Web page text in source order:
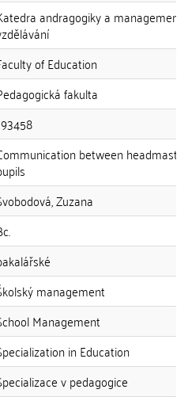
andragogiky a managementu
of Education
fakulta
between
Zuzana
management
Management
in Education
v pedagogice